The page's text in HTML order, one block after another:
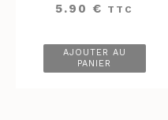
5.90 € TTC
AJOUTER AU
PANIER